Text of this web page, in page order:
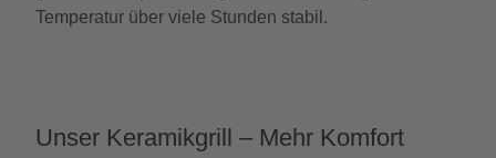
Temperatur über viele Stunden stabil.
Unser Keramikgrill – Mehr Komfort